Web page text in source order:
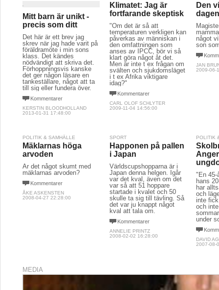
Mitt barn är unikt -
precis som ditt
Det här är ett brev jag
skrev när jag hade varit på
föräldramöte i min sons
klass. Det kändes
nödvändigt att skriva det.
Förhoppningsvis kanske
det ger någon läsare en
tankeställare, något att ta
till sig eller fundera över.
Kommentarer
KERSTIN BLOODHOLLAND
2013-01-31 17:48:00
Klimatet: Jag är
fortfarande skeptisk
"Om det är så att
temperaturen verkligen kan
påverkas av människan i
den omfattningen som
anses av IPCC, bör vi så
klart göra något åt det.
Men är inte t ex frågan om
svälten och sjukdomsläget
i t ex Afrika viktigare
idag?"
Kommentarer
CARL OLOF SCHLYTER
2009-11-04 14:56:00
Den
något
son
JAN
2009-06-
POLITIK & SAMHÄLLE
Mäklarnas höga
arvoden
Är det något skumt med
mäklarnas arvoden?
Kommentarer
ÅKE ASKENSTEN
2008-04-27 22:28:00
SPORT
Happonen på pallen
i Japan
Världscupshopparna är i
Japan denna helgen. Igår
var det kval, även om det
var så att 51 hoppare
startade i kvalet och 50
skulle ta sig till tävling. Så
det var ju knappt något
kval att tala om.
Kommentarer
ANNELIE PRINTZ
2008-02-02 16:28:00
POLITIK
"En 45-
hans
har
och
inte
och
under
DAVID
2007-08-
MEDIA